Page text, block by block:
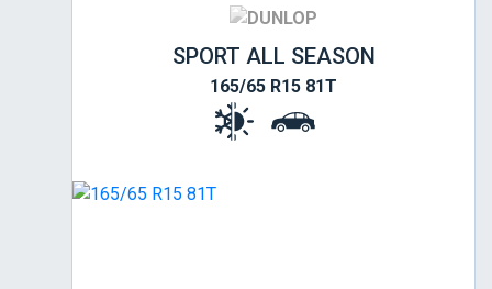
SPORT ALL SEASON
165/65 R15 81T